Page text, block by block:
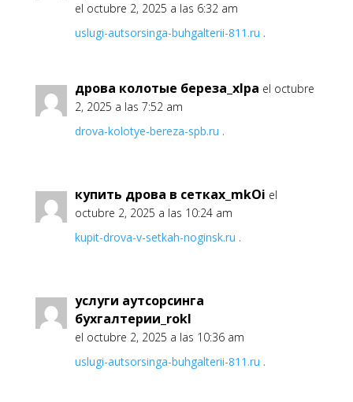
el octubre 2, 2025 a las 6:32 am
uslugi-autsorsinga-buhgalterii-811.ru .
дрова колотые береза_xlpa el octubre
2, 2025 a las 7:52 am
drova-kolotye-bereza-spb.ru .
купить дрова в сетках_mkOi el
octubre 2, 2025 a las 10:24 am
kupit-drova-v-setkah-noginsk.ru .
услуги аутсорсинга
бухгалтерии_rokl
el octubre 2, 2025 a las 10:36 am
uslugi-autsorsinga-buhgalterii-811.ru .